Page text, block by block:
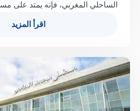
الساحلي المغربي، فإنه يمتد على مساحة
اقرأ المزيد